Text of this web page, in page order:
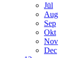
Jūl
Aug
Sep
Okt
Nov
Dec